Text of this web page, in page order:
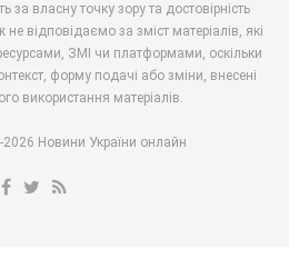
за власну точку зору та достовірність
відповідаємо за зміст матеріалів, які
ЗМІ чи платформами, оскільки
форму подачі або зміни, внесені
використання матеріалів.
Новини України онлайн